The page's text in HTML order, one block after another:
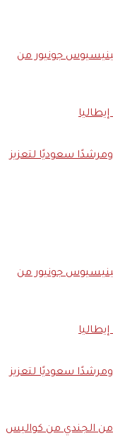
جونيور من
محتوى ومرشدًا سعوديًا لتعزيز
جونيور من
محتوى ومرشدًا سعوديًا لتعزيز
الجندي من كواليس